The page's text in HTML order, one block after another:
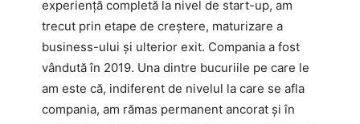
experiență completă la nivel de start-up, am
trecut prin etape de creștere, maturizare a
business-ului și ulterior exit. Compania a fost
vândută în 2019. Una dintre bucuriile pe care le
am este că, indiferent de nivelul la care se afla
compania, am rămas permanent ancorat și în